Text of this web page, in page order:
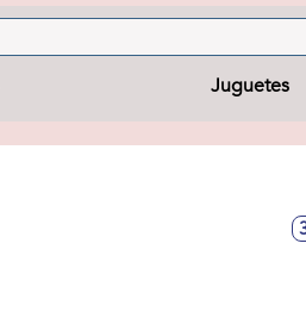
Juguetes